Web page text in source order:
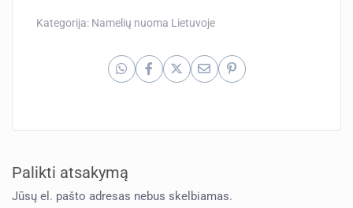
Kategorija: Namelių nuoma Lietuvoje
Palikti atsakymą
Jūsų el. pašto adresas nebus skelbiamas.